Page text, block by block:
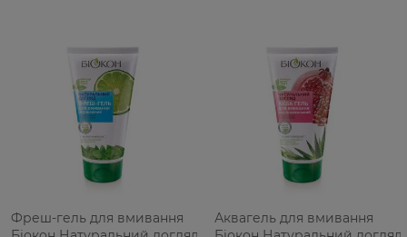
Фреш-гель для вмивання
Аквагель для вмивання